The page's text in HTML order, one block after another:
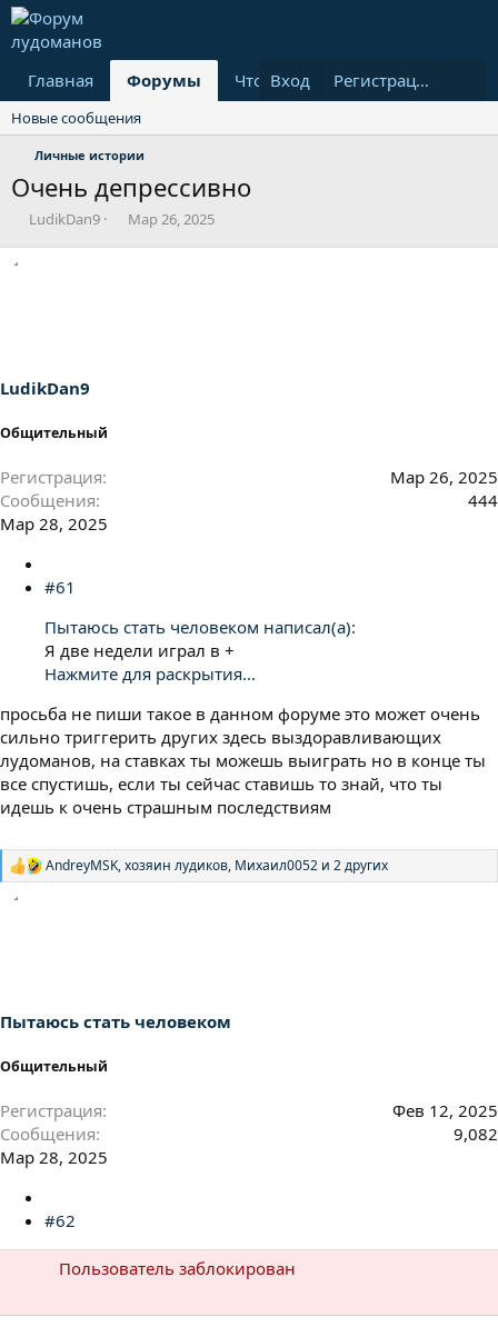
Главная Форумы Что нового?
Вход Регистрация
Новые сообщения
Личные истории
Очень депрессивно
А
ы
LudikDan9
Д
Мар 26, 2025
LudikDan9
Общительный
Регистрация
Мар 26, 2025
Сообщения
444
Мар 28, 2025
#61
Пытаюсь стать человеком написал(а):
Я две недели играл в +
Нажмите для раскрытия...
просьба не пиши такое в данном форуме это может очень
сильно триггерить других здесь выздоравливающих
лудоманов, на ставках ты можешь выиграть но в конце ты
все спустишь, если ты сейчас ставишь то знай, что ты
идешь к очень страшным последствиям
Р
AndreyMSK,хозяин лудиков, Михаил0052 и 2 других
Пытаюсь стать человеком
Общительный
Регистрация
Фев 12, 2025
Сообщения
9,082
Мар 28, 2025
#62
Пользователь заблокирован